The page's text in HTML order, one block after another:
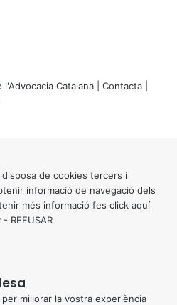
Catalana | Contacta
de cookies tercers i
informació de navegació dels
més informació fes click aquí
- REFUSAR
millorar la vostra experiència